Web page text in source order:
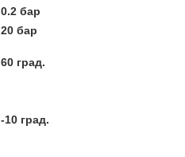
0.2 бар
20 бар
60 град.
-10 град.